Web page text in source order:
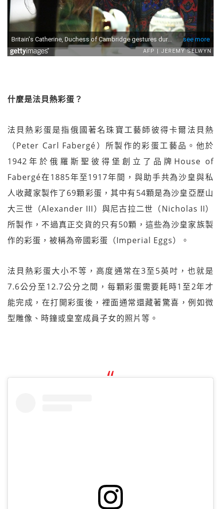
什麼是法貝熱彩蛋？
法貝熱彩蛋是指俄國著名珠寶工藝師彼得卡爾法貝熱
（Peter Carl Fabergé）所製作的彩蛋工藝品。他於
1942年於俄羅斯聖彼得堡創立了品牌House of
Fabergé在1885年至1917年間，與助手共為沙皇與私
人收藏家製作了69顆彩蛋，其中有54顆是為沙皇亞歷山
大三世（Alexander III）與尼古拉二世（Nicholas II）
所製作，不過真正交貨的只有50顆，這些為沙皇家族製
作的彩蛋，被稱為帝國彩蛋（Imperial Eggs）。
法貝熱彩蛋大小不等，高度通常在3至5英吋，也就是
7.6公分至12.7公分之間，每顆彩蛋需要耗時1至2年才
能完成，在打開彩蛋後，裡面通常還藏著驚喜，例如微
型雕像、時鐘或皇室成員子女的照片等。